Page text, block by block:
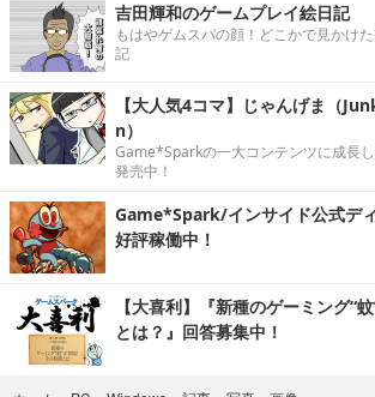
吉田輝和のゲームプレイ絵日記
もはやゲムスパの顔！どこかで見かけ
記
【大人気4コマ】じゃんげま（
n）
Game*Sparkの一大コンテンツに成長
発売中！
Game*Spark/インサイド公式デ
好評稼働中！
【大喜利】『新種のゲーミング“
とは？』回答募集中！